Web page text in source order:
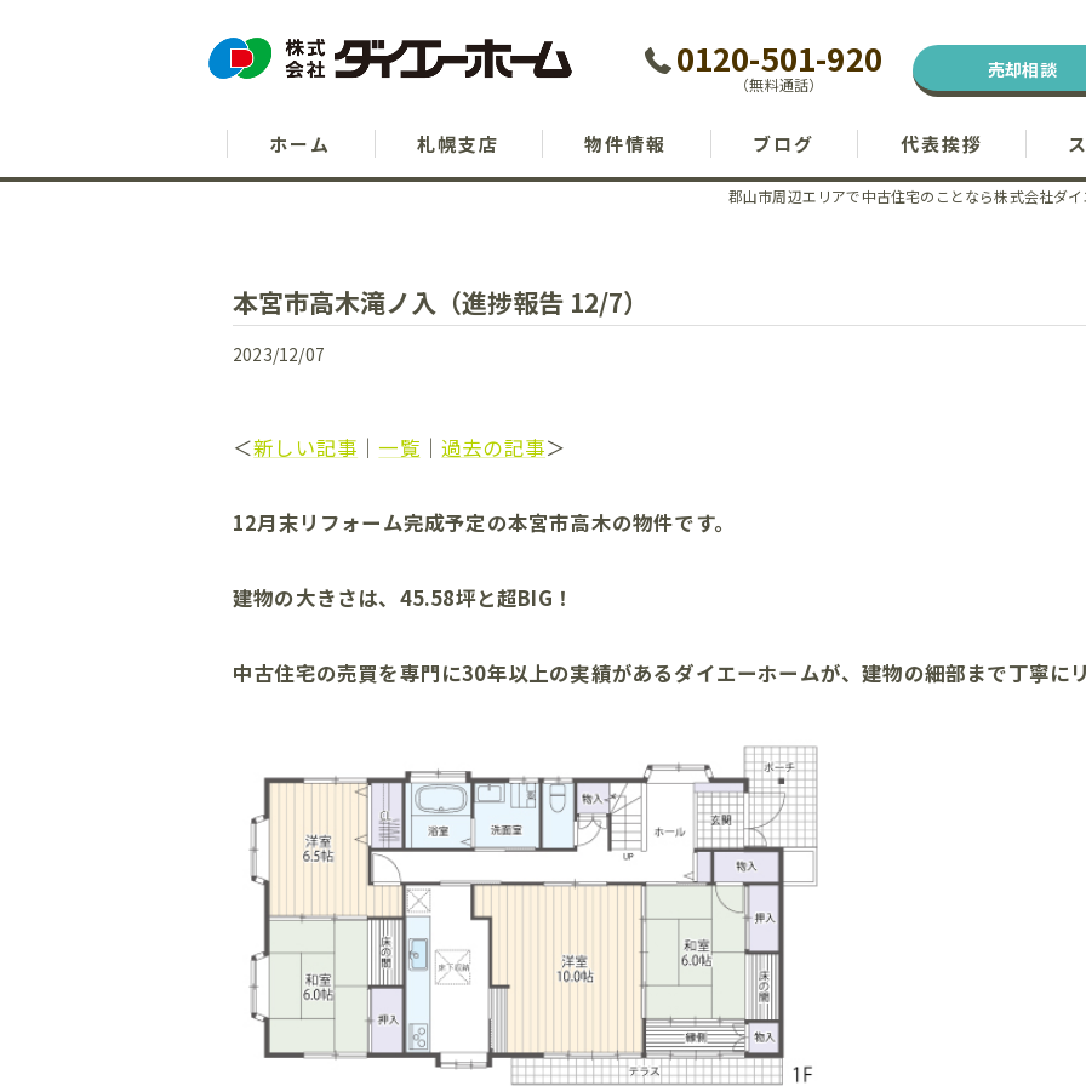
0120-501-920
（無料通話）
売却相談
ホーム 札幌支店 物件情報 ブログ 代表挨拶
郡山市周辺エリアで中古住宅のことなら株式会社ダ
本宮市高木滝ノ入（進捗報告 12/7）
2023/12/07
＜新しい記事 ｜一覧 ｜過去の記事＞
12月末リフォーム完成予定の本宮市高木の物件です。
建物の大きさは、45.58坪と超BIG！
中古住宅の売買を専門に30年以上の実績があるダイエーホームが、建物の細部まで丁寧に